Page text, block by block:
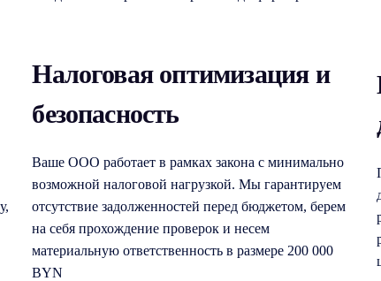
Налоговая оптимизация и
безопасность
Ваше ООО работает в рамках закона с минимально
возможной налоговой нагрузкой. Мы гарантируем
отсутствие задолженностей перед бюджетом, берем
на себя прохождение проверок и несем
материальную ответственность в размере 200 000
BYN